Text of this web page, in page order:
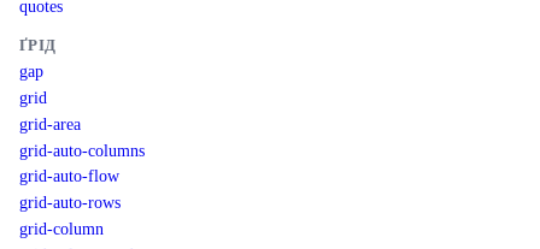
quotes
ҐРІД
gap
grid
grid-area
grid-auto-columns
grid-auto-flow
grid-auto-rows
grid-column